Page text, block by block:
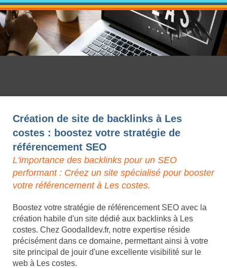
Création de site de backlinks à Les
costes : boostez votre stratégie de
référencement SEO
L'importance des backlinks pour un SEO
performant : Créez un site spécialisé pour booster
votre référencement à Les costes.
Boostez votre stratégie de référencement SEO avec la
création habile d'un site dédié aux backlinks à Les
costes. Chez Goodalldev.fr, notre expertise réside
précisément dans ce domaine, permettant ainsi à votre
site principal de jouir d'une excellente visibilité sur le
web à Les costes.